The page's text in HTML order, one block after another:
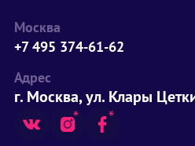
Москва
+7 495 374-61-62
Адрес
г. Москва, ул. Клары